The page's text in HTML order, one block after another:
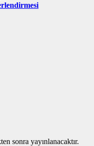
sonra yayınlanacaktır.